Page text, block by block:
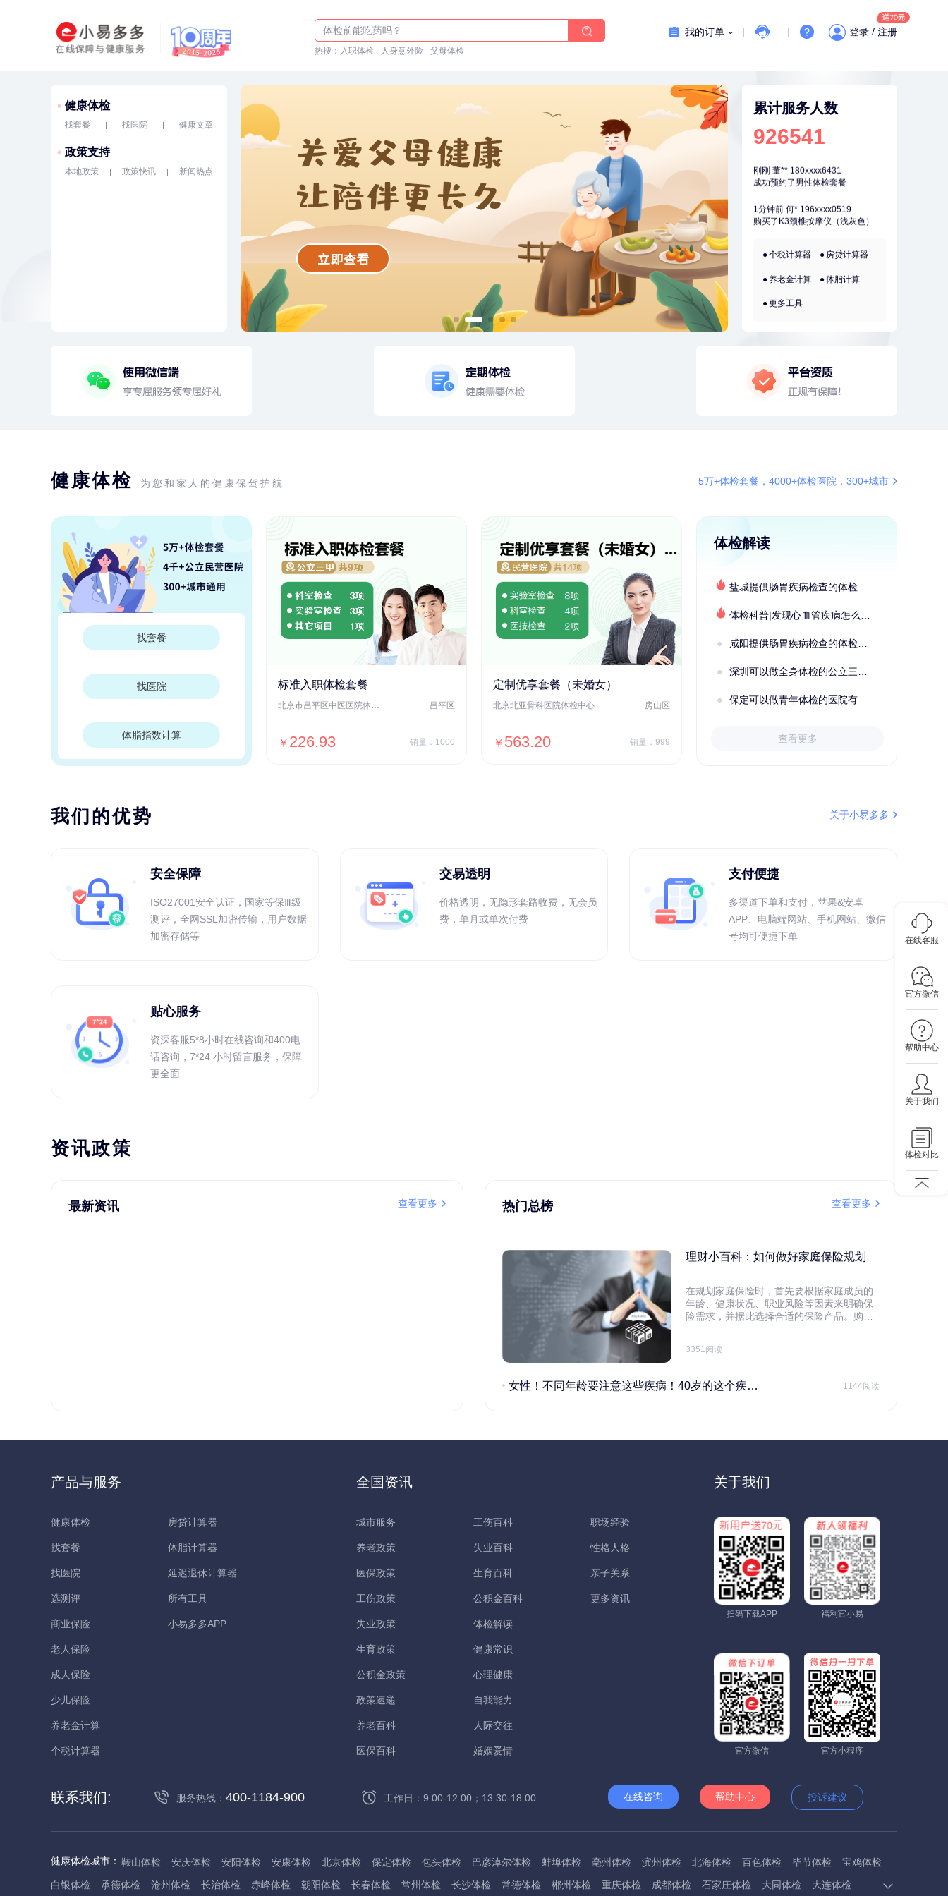
十大理由告诉你为什么要买保险
入职体检在线预约
热搜： 入职体检 人身意外险 父母体检
我的订单 登录 / 注册
健康体检
找套餐 找医院 健康文章
政策支持
本地政策 政策快讯 新闻热点
累计服务人数
926541
购买了宁安堡新疆无核红枣干
150g*2
成功预约了青少年体检套餐
刚刚 董** 180xxxx6431
成功预约了男性体检套餐
刚刚 董** 180xxxx6431
成功预约了男性体检套餐
1分钟前 何* 196xxxx0519
购买了K3颈椎按摩仪（浅灰色）
购买了姚朵朵-1000g粗粮生活礼盒
2分钟前 杜** 135xxxx5327
成功预约了脑血管系统套餐
购买了联创雅斯奶锅DF-CP103M
李** 181xxxx3976
6分钟前 莫** 137xxxx3241
成功预约了青少年体检套餐
7分钟前 谭** 149xxxx3384
刚刚 莫** 137xxxx3241
成功预约了青少年体检套餐
个税计算器 房贷计算器
养老金计算 体脂计算
更多工具
健康体检 为您和家人的健康保驾护航 5万+体检套餐，4000+体检医院，300+城市
找套餐
找医院
体脂指数计算
标准入职体检套餐
北京市昌平区中医医院体检中心 昌平区
￥ 226.93 销量：1000
定制优享套餐（未婚女）
北京北亚骨科医院体检中心 房山区
￥ 563.20 销量：999
秦皇岛市第一医院体检中心 北戴河区
体检解读
盐城提供肠胃疾病检查的体检套餐有哪些？体检机构有哪些选择？如何预约？
体检科普|发现心血管疾病怎么办？
咸阳提供肠胃疾病检查的体检套餐有哪些？体检机构有哪些选择？如何预约？
深圳可以做全身体检的公立三甲医院及体检套餐汇总
保定可以做青年体检的医院有哪些？有哪些套餐可以选择？
查看更多
我们的优势 关于小易多多
安全保障
ISO27001安全认证，国家等保Ⅲ级
测评，全网SSL加密传输，用户数据
加密存储等
交易透明
价格透明，无隐形套路收费，无会员
费，单月或单次付费
支付便捷
多渠道下单和支付，苹果&安卓
APP、电脑端网站、手机网站、微信
号均可便捷下单
贴心服务
资深客服5*8小时在线咨询和400电
话咨询，7*24 小时留言服务，保障
更全面
资讯政策
最新资讯 查看更多 热门总榜 查看更多
理财小百科：如何做好家庭保险规划
在规划家庭保险时，首先要根据家庭成员的
年龄、健康状况、职业风险等因素来明确保
险需求，并据此选择合适的保险产品。购买
规划家庭财务预算，确保保险费用不会对家
要经济支柱投保。
3351阅读
女性！不同年龄要注意这些疾病！40岁的这个疾病最需要注意！ 1144阅读
产品与服务
健康体检
找套餐
找医院
选测评
商业保险
老人保险
成人保险
少儿保险
养老金计算
个税计算器
房贷计算器
体脂计算器
延迟退休计算器
所有工具
小易多多APP
全国资讯
城市服务
养老政策
医保政策
工伤政策
失业政策
生育政策
公积金政策
政策速递
养老百科
医保百科
工伤百科
失业百科
生育百科
公积金百科
体检解读
健康常识
心理健康
自我能力
人际交往
婚姻爱情
职场经验
性格人格
亲子关系
更多资讯
关于我们
扫码下载APP 福利官小易
官方微信 官方小程序
联系我们: 服务热线： 400-1184-900 工作日：9:00-12:00；13:30-18:00 在线咨询 帮助中心 投诉建议
健康体检城市： 鞍山体检 安庆体检 安阳体检 安康体检 北京体检 保定体检 包头体检 巴彦淖尔体检 蚌埠体检 亳州体检 滨州体检 北海体检 百色体检 毕节体检
宝鸡体检
白银体检
承德体检 沧州体检 长治体检 赤峰体检 朝阳体检 长春体检 常州体检 长沙体检 常德体检 郴州体检 重庆体检 成都体检 石家庄体检 大同体检 大连体检
在线客服
官方微信
帮助中心
关于我们
体检对比